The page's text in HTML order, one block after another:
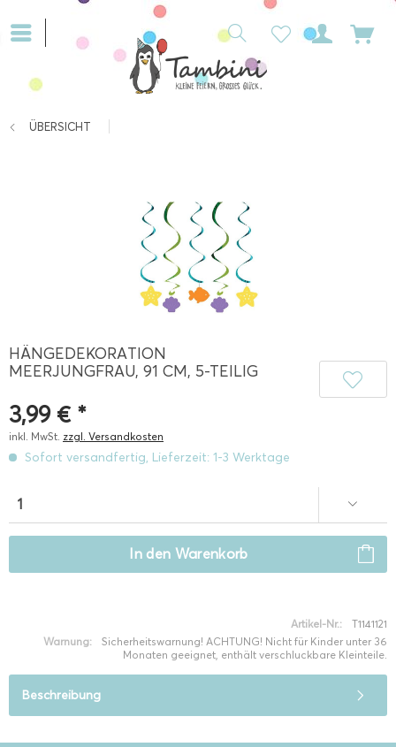
ÜBERSICHT
HÄNGEDEKORATION
MEERJUNGFRAU, 91 CM, 5-TEILIG
3,99 € *
inkl. MwSt. zzgl. Versandkosten
Sofort versandfertig, Lieferzeit: 1-3 Werktage
In den Warenkorb
Artikel-Nr.:
T1141121
Warnung:
Sicherheitswarnung! ACHTUNG! Nicht für Kinder unter 36
Monaten geeignet, enthält verschluckbare Kleinteile.
Beschreibung